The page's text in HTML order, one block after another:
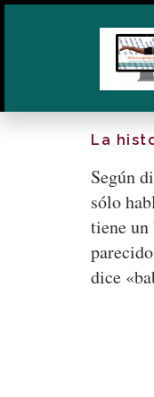
La
Según
sólo
tiene un
dice